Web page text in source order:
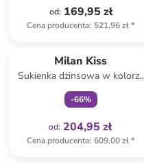
od: 169,95 zł
Cena producenta: 521,96 zł*
Milan Kiss
Sukienka dżinsowa w kolorze
niebieskim
-66%
od: 204,95 zł
Cena producenta: 609,00 zł*